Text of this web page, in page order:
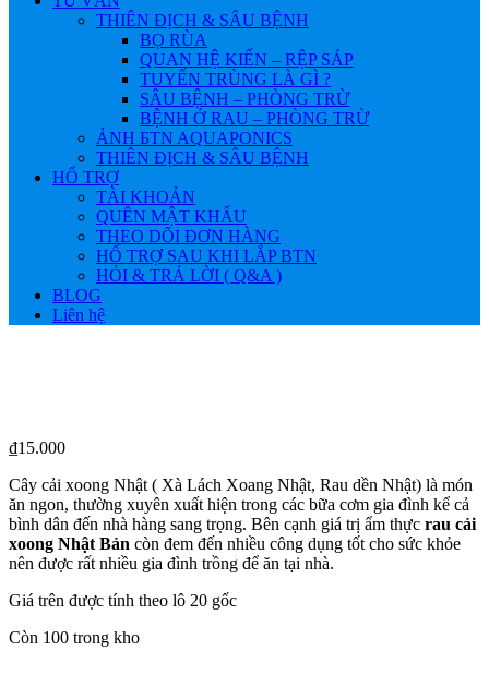
THIÊN ĐỊCH & SÂU BỆNH
BỌ RÙA
QUAN HỆ KIẾN – RỆP SÁP
TUYẾN TRÙNG LÀ GÌ ?
SÂU BỆNH – PHÒNG TRỪ
BỆNH Ở RAU – PHÒNG TRỪ
ẢNH БTN AQUAPONICS
THIÊN ĐỊCH & SÂU BỆNH
HỔ TRỢ
TÀI KHOẢN
QUÊN MẬT KHẨU
THEO DÕI ĐƠN HÀNG
HỔ TRỢ SAU KHI LẮP BTN
HỎI & TRẢ LỜI ( Q&A )
BLOG
Liên hệ
₫15.000
Cây cải xoong Nhật ( Xà Lách Xoang Nhật, Rau dền Nhật) là món
ăn ngon, thường xuyên xuất hiện trong các bữa cơm gia đình kể cả
bình dân đến nhà hàng sang trọng. Bên cạnh giá trị ẩm thực rau cải
xoong Nhật Bản còn đem đến nhiều công dụng tốt cho sức khỏe
nên được rất nhiều gia đình trồng để ăn tại nhà.
Giá trên được tính theo lô 20 gốc
Còn 100 trong kho